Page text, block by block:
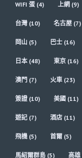
WIFI 蛋 (4) 上網 (9)
台灣 (10) 名古屋 (7)
岡山 (5) 巴士 (16)
日本 (48) 東京 (16)
澳門 (7) 火車 (23)
簽證 (10) 美國 (11)
遊記 (7) 酒店 (11)
飛機 (5) 首爾 (5)
馬紹爾群島 (5) 高雄